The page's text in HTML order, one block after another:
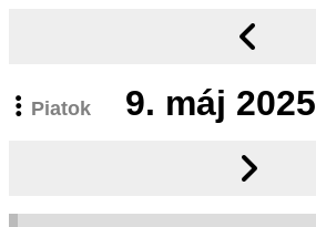
Piatok 9. máj 2025